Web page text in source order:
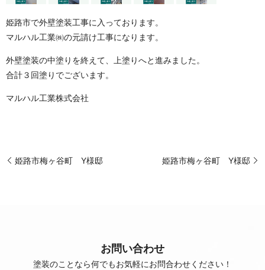
姫路市で外壁塗装工事に入っております。
マルハル工業㈱の元請け工事になります。
外壁塗装の中塗りを終えて、上塗りへと進みました。
合計３回塗りでございます。
マルハル工業株式会社
姫路市梅ヶ谷町 Y様邸 姫路市梅ヶ谷町 Y様邸
お問い合わせ
塗装のことなら何でもお気軽にお問合わせください！